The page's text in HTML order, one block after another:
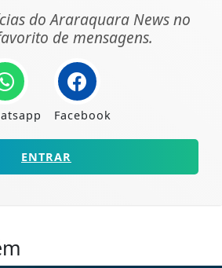
do Araraquara News no
de mensagens.
Facebook
ENTRAR